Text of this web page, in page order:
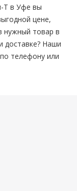
Т в Уфе вы
цене,
нужный товар в
доставке? Наши
телефону или